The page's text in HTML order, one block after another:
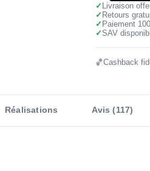
✓
Livraison
✓ Retours
✓ Paiement
✓SAV
🏀Cashback
Réalisations Avis (117)